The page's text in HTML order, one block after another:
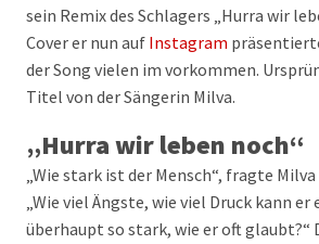
sein Remix des Schlagers „Hurra wir
Cover er nun auf Instagram
der Song vielen im vorkommen.
Titel von der Sängerin Milva.
„Hurra wir leben noch“
„Wie stark ist der Mensch“, fragte
„Wie viel Ängste, wie viel Druck kann
überhaupt so stark, wie er oft glaubt?“